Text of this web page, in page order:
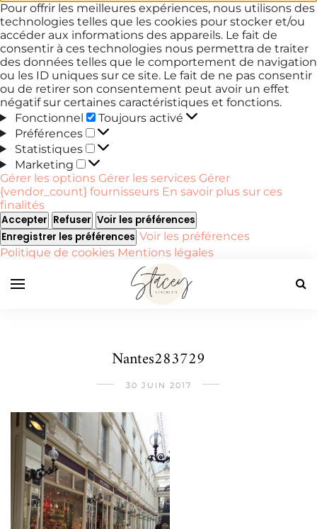
Pour offrir les meilleures expériences, nous utilisons des
technologies telles que les cookies pour stocker et/ou
accéder aux informations des appareils. Le fait de
consentir à ces technologies nous permettra de traiter
des données telles que le comportement de navigation
ou les ID uniques sur ce site. Le fait de ne pas consentir
ou de retirer son consentement peut avoir un effet
négatif sur certaines caractéristiques et fonctions.
Fonctionnel
Fonctionnel
Toujours activé
Préférences
Préférences
Statistiques
Statistiques
Marketing
Marketing
Gérer les options Gérer les services Gérer
{vendor_count} fournisseurs En savoir plus sur ces
finalités
Accepter Refuser Voir les préférences
Enregistrer les préférences Voir les préférences
Politique de cookies Mentions légales
Nantes283729
30 JUIN 2017